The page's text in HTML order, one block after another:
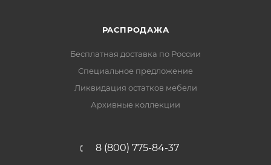
РАСПРОДАЖА
Бесплатная доставка по России
Специальное предложение
Ликвидация остатков мебели
Архивные коллекции
8 (800) 775-84-37